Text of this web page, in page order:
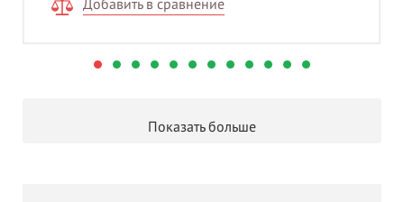
Добавить в сравнение
Показать больше